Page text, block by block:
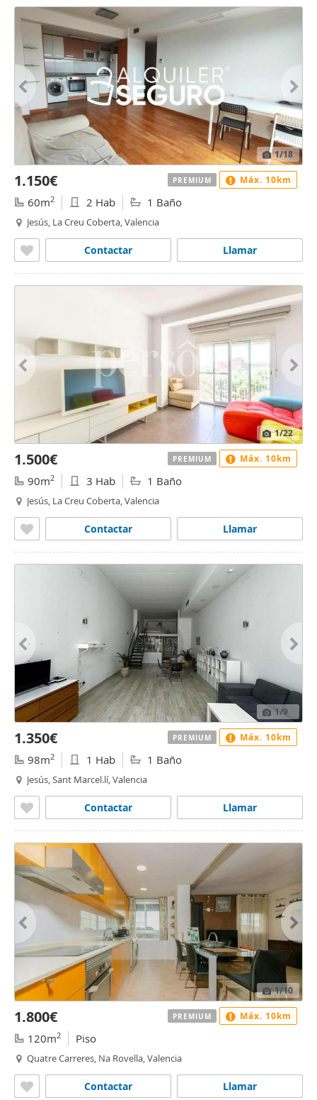
1/18
1.150€
60m2 2 Hab 1 Baño
Jesús, La Creu Coberta, Valencia
Llamar
Contactar
PREMIUM Máx. 10km
1/22
1.500€
90m2 3 Hab 1 Baño
Jesús, La Creu Coberta, Valencia
Llamar
Contactar
PREMIUM Máx. 10km
1/9
1.350€
98m2 1 Hab 1 Baño
Jesús, Sant Marcel.lí, Valencia
Llamar
Contactar
PREMIUM Máx. 10km
1/10
1.800€
120m2 Piso
Quatre Carreres, Na Rovella, Valencia
Llamar
Contactar
PREMIUM Máx. 10km